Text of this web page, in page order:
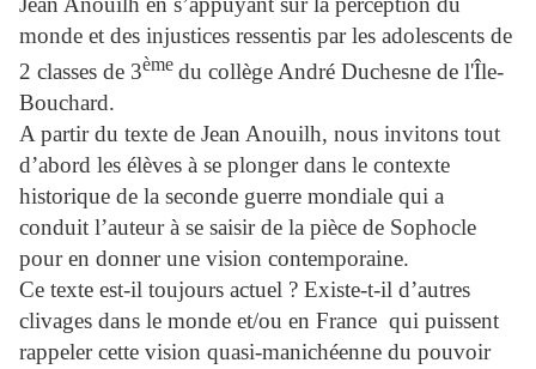
monde et des injustices ressentis par les adolescents de
2 classes de 3ème du collège André Duchesne de l'Île-
Bouchard.
A partir du texte de Jean Anouilh, nous invitons tout
d’abord les élèves à se plonger dans le contexte
historique de la seconde guerre mondiale qui a
conduit l’auteur à se saisir de la pièce de Sophocle
pour en donner une vision contemporaine.
Ce texte est-il toujours actuel ? Existe-t-il d’autres
clivages dans le monde et/ou en France qui puissent
rappeler cette vision quasi-manichéenne du pouvoir